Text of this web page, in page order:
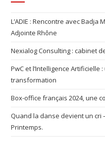
L’ADIE : Rencontre avec Badja
Adjointe Rhône
Nexialog Consulting : cabinet
PwC et l’Intelligence
transformation
Box-office français 2024, une
Quand la danse devient un cri
Printemps.